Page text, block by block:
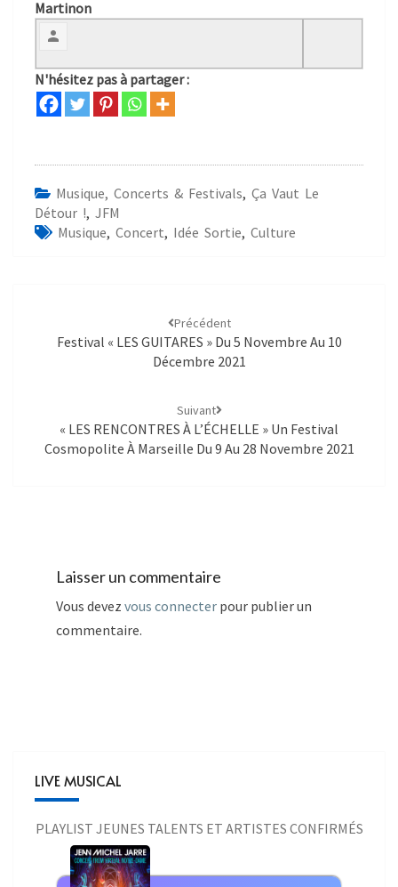
Martinon
N'hésitez pas à partager :
Musique, Concerts & Festivals, Ça Vaut Le
Détour !, JFM
Musique, Concert, Idée Sortie, Culture
Précédent
Festival « LES GUITARES » Du 5 Novembre Au 10
Décembre 2021
Suivant
« LES RENCONTRES À L’ÉCHELLE » Un Festival
Cosmopolite À Marseille Du 9 Au 28 Novembre 2021
Laisser un commentaire
Vous devez vous connecter pour publier un
commentaire.
LIVE MUSICAL
PLAYLIST JEUNES TALENTS ET ARTISTES CONFIRMÉS